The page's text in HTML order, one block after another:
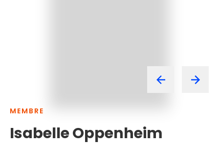
MEMBRE
IsabelleOppenheim